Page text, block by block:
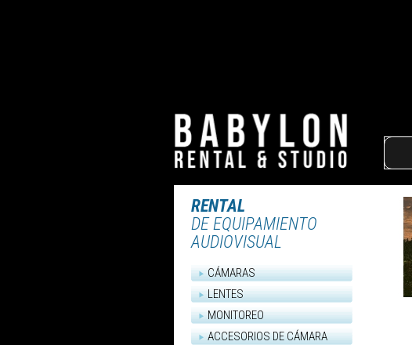
RENTAL
DE EQUIPAMIENTO
AUDIOVISUAL
CÁMARAS
LENTES
MONITOREO
ACCESORIOS DE CÁMARA